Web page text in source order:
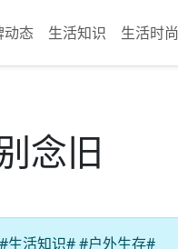
动态 生活知识 生活时尚
念旧
生活知识# #户外生存#